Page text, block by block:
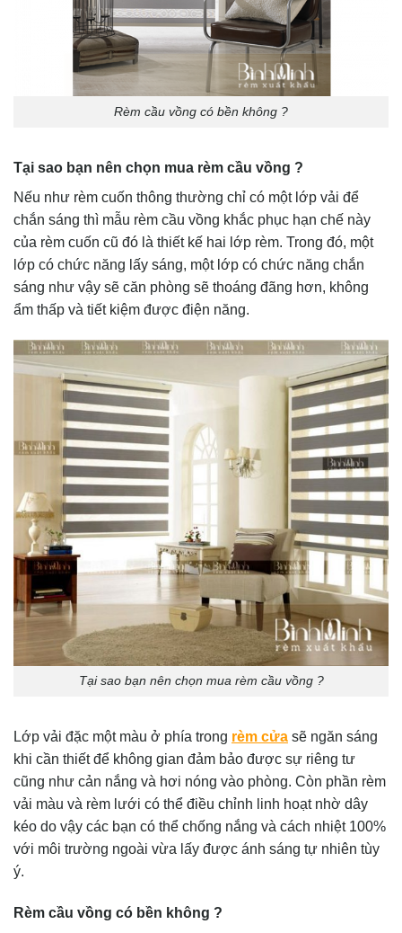
Rèm cầu vồng có bền không ?
Tại sao bạn nên chọn mua rèm cầu vồng ?
Nếu như rèm cuốn thông thường chỉ có một lớp vải để
chắn sáng thì mẫu rèm cầu vồng khắc phục hạn chế này
của rèm cuốn cũ đó là thiết kế hai lớp rèm. Trong đó, một
lớp có chức năng lấy sáng, một lớp có chức năng chắn
sáng như vậy sẽ căn phòng sẽ thoáng đãng hơn, không
ẩm thấp và tiết kiệm được điện năng.
Tại sao bạn nên chọn mua rèm cầu vồng ?
Lớp vải đặc một màu ở phía trong rèm cửa sẽ ngăn sáng
khi cần thiết để không gian đảm bảo được sự riêng tư
cũng như cản nắng và hơi nóng vào phòng. Còn phần rèm
vải màu và rèm lưới có thể điều chỉnh linh hoạt nhờ dây
kéo do vậy các bạn có thể chống nắng và cách nhiệt 100%
với môi trường ngoài vừa lấy được ánh sáng tự nhiên tùy
ý.
Rèm cầu vồng có bền không ?